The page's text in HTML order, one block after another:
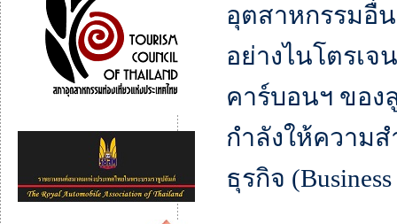
อุตสาหกรรมอื่น
อย่างไนโตรเ
คาร์บอนฯ ของ
กำลังให้ความ
ธุรกิจ